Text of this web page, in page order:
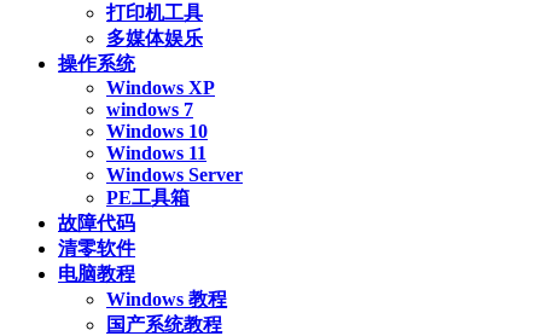
打印机工具
多媒体娱乐
操作系统
Windows XP
windows 7
Windows 10
Windows 11
Windows Server
PE工具箱
故障代码
清零软件
电脑教程
Windows 教程
国产系统教程